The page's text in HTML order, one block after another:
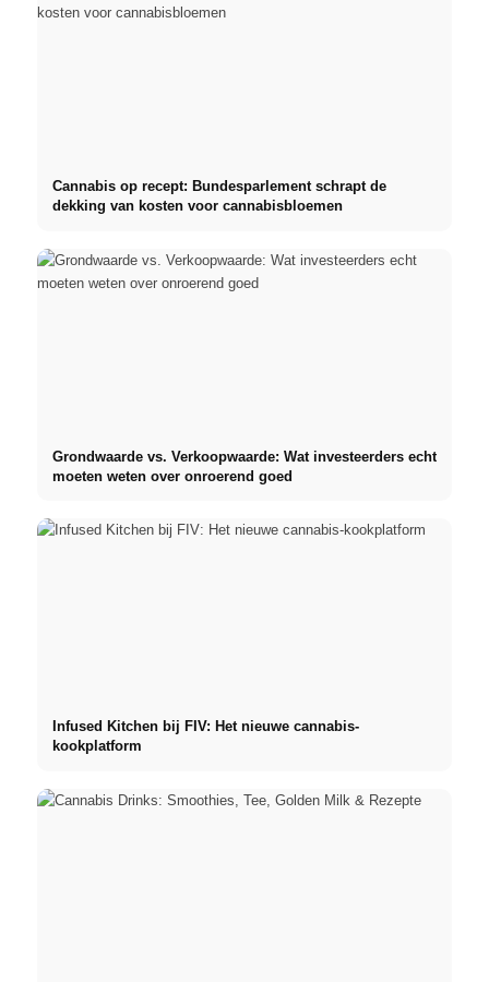
Cannabis op recept: Bundesparlement schrapt de
dekking van kosten voor cannabisbloemen
Grondwaarde vs. Verkoopwaarde: Wat investeerders echt
moeten weten over onroerend goed
Infused Kitchen bij FIV: Het nieuwe cannabis-
kookplatform